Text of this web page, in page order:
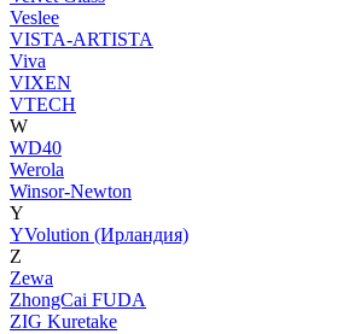
Veslee
VISTA-ARTISTA
Viva
VIXEN
VTECH
W
WD40
Werola
Winsor-Newton
Y
YVolution (Ирландия)
Z
Zewa
ZhongCai FUDA
ZIG Kuretake